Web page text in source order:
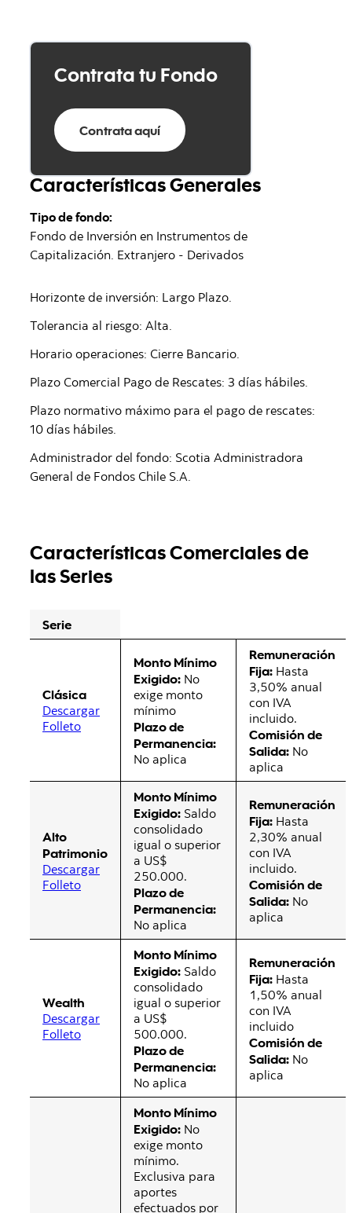
Contrata tu Fondo
Contrata aquí
Características Generales
Tipo de fondo:
Fondo de Inversión en Instrumentos de
Capitalización. Extranjero - Derivados
Horizonte de inversión: Largo Plazo.
Tolerancia al riesgo: Alta.
Horario operaciones: Cierre Bancario.
Plazo Comercial Pago de Rescates: 3 días hábiles.
Plazo normativo máximo para el pago de rescates:
10 días hábiles.
Administrador del fondo: Scotia Administradora
General de Fondos Chile S.A.
Características Comerciales de
las Series
Serie
Clásica
Descargar
Folleto
Monto Mínimo
Exigido: No
exige monto
mínimo
Plazo de
Permanencia:
No aplica
Remuneración
Fija: Hasta
3,50% anual
con IVA
incluido.
Comisión de
Salida: No
aplica
Alto
Patrimonio
Descargar
Folleto
Monto Mínimo
Exigido: Saldo
consolidado
igual o superior
a US$
250.000.
Plazo de
Permanencia:
No aplica
Remuneración
Fija: Hasta
2,30% anual
con IVA
incluido.
Comisión de
Salida: No
aplica
Wealth
Descargar
Folleto
Monto Mínimo
Exigido: Saldo
consolidado
igual o superior
a US$
500.000.
Plazo de
Permanencia:
No aplica
Remuneración
Fija: Hasta
1,50% anual
con IVA
incluido
Comisión de
Salida: No
aplica
Monto Mínimo
Exigido: No
exige monto
mínimo.
Exclusiva para
aportes
efectuados por